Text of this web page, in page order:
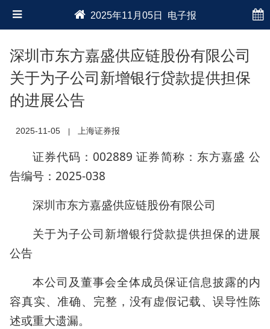
2025年11月05日 电子报
深圳市东方嘉盛供应链股份有限公司
关于为子公司新增银行贷款提供担保
的进展公告
2025-11-05 上海证券报
证券代码：002889 证券简称：东方嘉盛 公
告编号：2025-038
深圳市东方嘉盛供应链股份有限公司
关于为子公司新增银行贷款提供担保的进展
公告
本公司及董事会全体成员保证信息披露的内
容真实、准确、完整，没有虚假记载、误导性陈
述或重大遗漏。